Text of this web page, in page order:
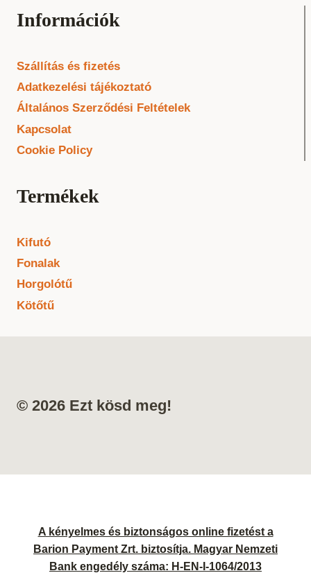
Információk
Szállítás és fizetés
Adatkezelési tájékoztató
Általános Szerződési Feltételek
Kapcsolat
Cookie Policy
Termékek
Kifutó
Fonalak
Horgolótű
Kötőtű
© 2026 Ezt kösd meg!
A kényelmes és biztonságos online fizetést a
Barion Payment Zrt. biztosítja. Magyar Nemzeti
Bank engedély száma: H-EN-I-1064/2013